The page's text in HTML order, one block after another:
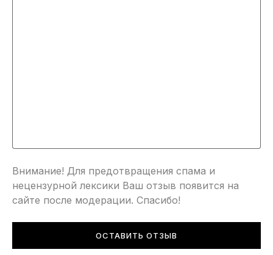
Внимание! Для предотвращения спама и
нецензурной лексики Ваш отзыв появится на
сайте после модерации. Спасибо!
ОСТАВИТЬ ОТЗЫВ